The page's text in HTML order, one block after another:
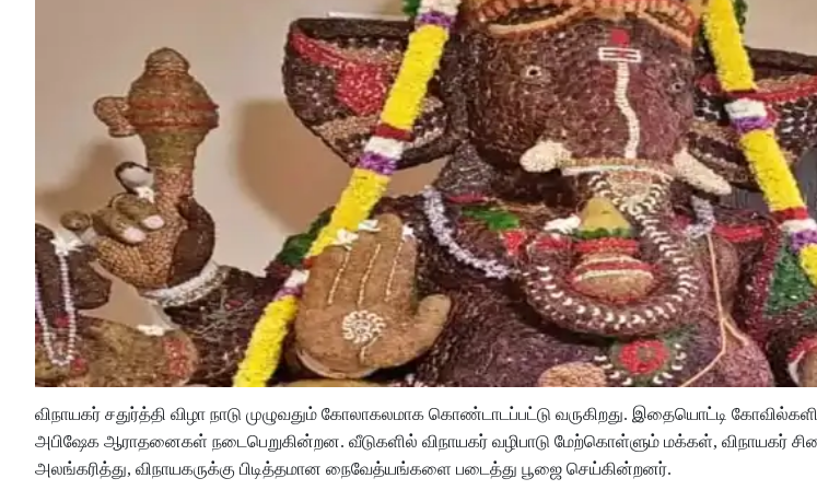
விநாயகர் சதுர்த்தி விழா நாடு முழுவதும் கோலாகலமாக கொண்டாடப்பட்டு வருகிறது. இதையொட்டி கோவில்களில்
அபிஷேக ஆராதனைகள் நடைபெறுகின்றன. வீடுகளில் விநாயகர் வழிபாடு மேற்கொள்ளும் மக்கள், விநாயகர்
அலங்கரித்து, விநாயகருக்கு பிடித்தமான நைவேத்யங்களை படைத்து பூஜை செய்கின்றனர்.